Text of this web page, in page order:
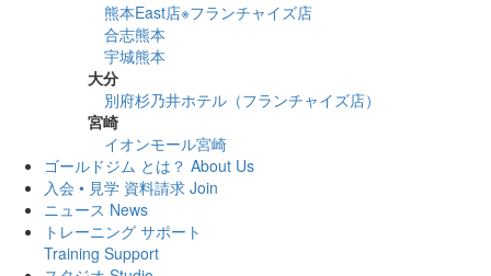
熊本East店※フランチャイズ店
合志熊本
宇城熊本
大分
別府杉乃井ホテル（フランチャイズ店）
宮崎
イオンモール宮崎
ゴールドジム とは？ About Us
入会 • 見学 資料請求 Join
ニュース News
トレーニング サポート
Training Support